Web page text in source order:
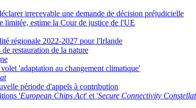
irrecevable une demande de décision préjudicielle
limitée, estime la Cour de justice de l'UE
régionale 2022-2027 pour l'Irlande
restauration de la nature
'adaptation au changement climatique'
période d'appels à contribution
'European Chips Act' et 'Secure Connectivity